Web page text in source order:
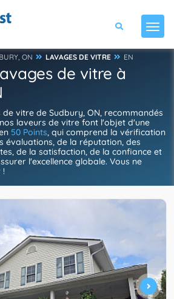
ON LAVAGES DE VITRE EN
de vitre à
de vitre de Sudbury, ON, recommandés
laveurs de vitre font l'objet d'une
50 Points, qui comprend la vérification
évaluations, de la réputation, des
de la satisfaction, de la confiance et
l'excellence globale. Vous ne
!